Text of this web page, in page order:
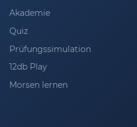
Akademie
Quiz
Prüfungssimulation
12db Play
Morsen lernen